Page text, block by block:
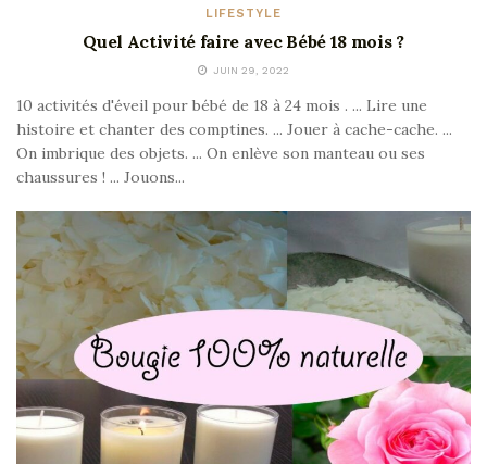
LIFESTYLE
Quel Activité faire avec Bébé 18 mois ?
JUIN 29, 2022
10 activités d'éveil pour bébé de 18 à 24 mois . ... Lire une
histoire et chanter des comptines. ... Jouer à cache-cache. ...
On imbrique des objets. ... On enlève son manteau ou ses
chaussures ! ... Jouons...